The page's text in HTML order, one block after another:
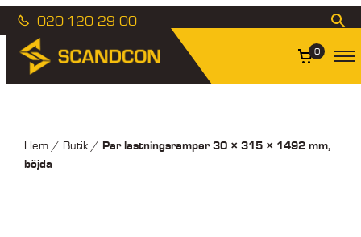
020-120 29 00
0
Hem/ Butik/ Par lastningsramper 30 × 315 × 1492 mm,
böjda